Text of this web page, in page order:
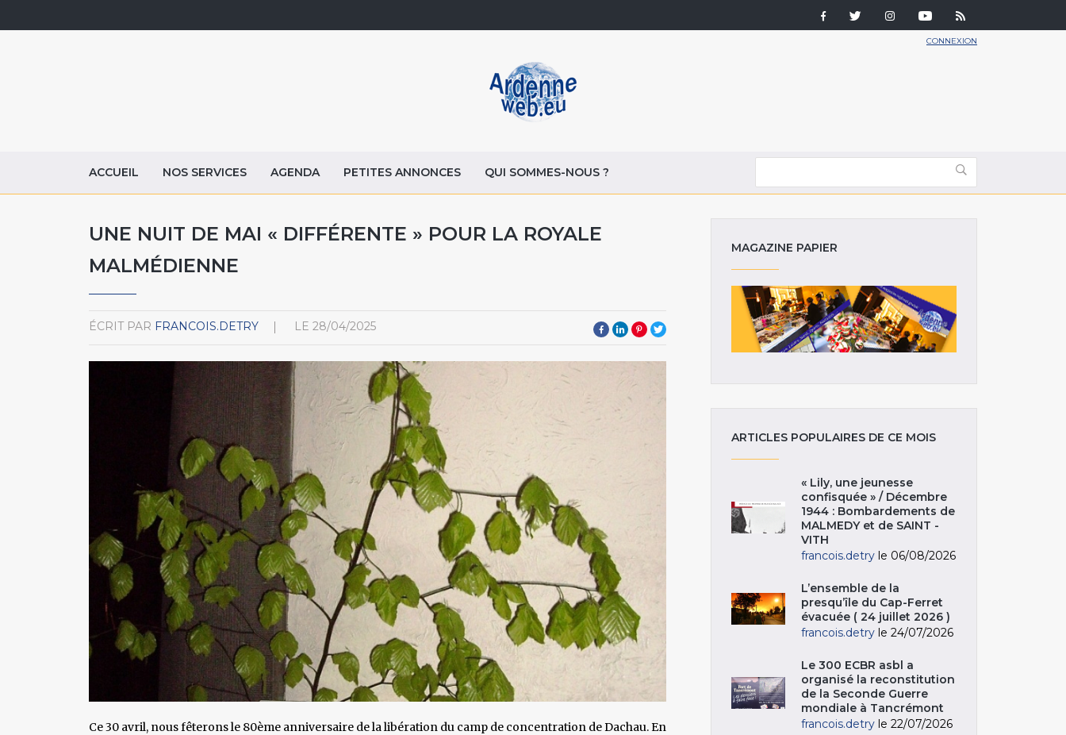
CONNEXION
ACCUEIL NOS SERVICES AGENDA PETITES ANNONCES QUI SOMMES-NOUS ?
UNE NUIT DE MAI « DIFFÉRENTE » POUR LA ROYALE
MALMÉDIENNE
ÉCRIT PAR FRANCOIS.DETRY LE 28/04/2025
Ce 30 avril, nous fêterons le 80ème anniversaire de la libération du camp de concentration de Dachau. En
MAGAZINE PAPIER
ARTICLES POPULAIRES DE CE MOIS
« Lily, une jeunesse
confisquée » / Décembre
1944 : Bombardements de
MALMEDY et de SAINT -
VITH
francois.detry le 06/08/2026
L’ensemble de la
presqu’île du Cap-Ferret
évacuée ( 24 juillet 2026 )
francois.detry le 24/07/2026
Le 300 ECBR asbl a
organisé la reconstitution
de la Seconde Guerre
mondiale à Tancrémont
francois.detry le 22/07/2026